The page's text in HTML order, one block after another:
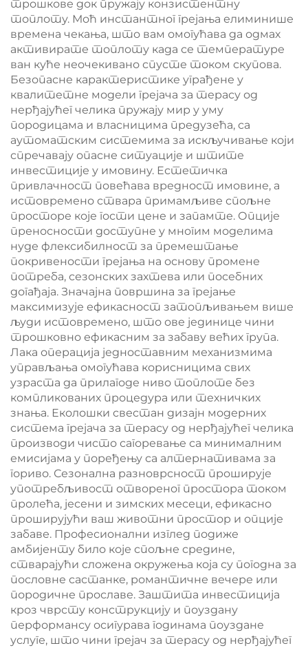
трошкове док пружају конзистентну
топлоту. Моћ инстантног грејања елиминише
времена чекања, што вам омогућава да одмах
активирате топлоту када се температуре
ван куће неочекивано спусте током скупова.
Безопасне карактеристике уграђене у
квалитетне модели грејача за терасу од
нерђајућег челика пружају мир у уму
породицама и власницима предузећа, са
аутоматским системима за искључивање који
спречавају опасне ситуације и штите
инвестиције у имовину. Естетичка
привлачност повећава вредност имовине, а
истовремено ствара примамљиве спољне
просторе које гости цене и запамте. Опције
преносности доступне у многим моделима
нуде флексибилност за премештање
покривености грејања на основу промене
потреба, сезонских захтева или посебних
догађаја. Значајна површина за грејање
максимизује ефикасност затопљивањем више
људи истовремено, што ове јединице чини
трошковно ефикасним за забаву већих група.
Лака операција једноставним механизмима
управљања омогућава корисницима свих
узраста да прилагоде ниво топлоте без
компликованих процедура или техничких
знања. Еколошки свестан дизајн модерних
система грејача за терасу од нерђајућег челика
производи чисто сагоревање са минималним
емисијама у поређењу са алтернативама за
гориво. Сезонална разноврсност проширује
употребљивост отвореног простора током
пролећа, јесени и зимских месеци, ефикасно
проширујући ваш животни простор и опције
забаве. Професионални изглед подиже
амбијенту било које спољне средине,
стварајући сложена окружења која су погодна за
пословне састанке, романтичне вечере или
породичне прославе. Заштита инвестиција
кроз чврсту конструкцију и поуздану
перформансу осигурава годинама поуздане
услуге, што чини грејач за терасу од нерђајућег